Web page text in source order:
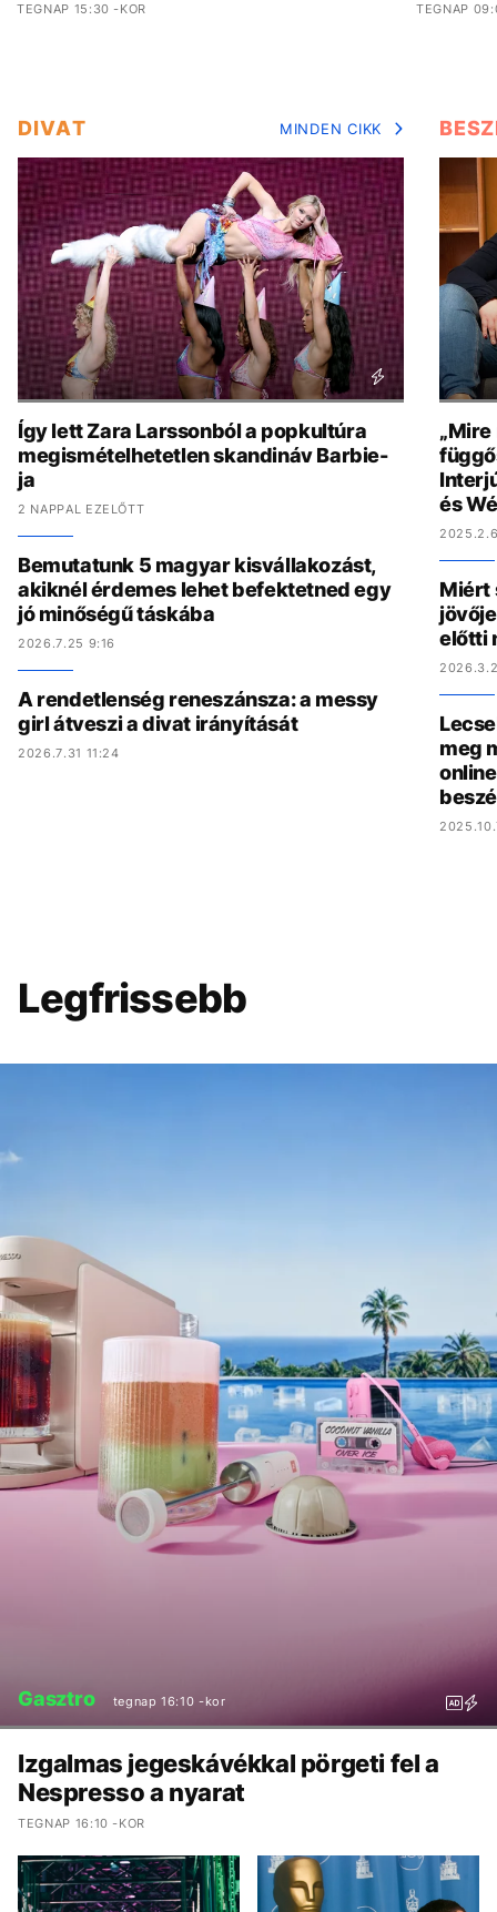
TEGNAP 15:30 -KOR TEGNAP
DIVAT MINDEN CIKK
Így lett Zara Larssonból a popkultúra
megismételhetetlen skandináv Barbie-
ja
2 NAPPAL EZELŐTT
Bemutatunk 5 magyar kisvállakozást,
akiknél érdemes lehet befektetned egy
jó minőségű táskába
2026.7.25 9:16
A rendetlenség reneszánsza: a messy
girl átveszi a divat irányítását
2026.7.31 11:24
és
Miért
előtti
meg
Legfrissebb
Gasztro tegnap 16:10 -kor
Izgalmas jegeskávékkal pörgeti fel a
Nespresso a nyarat
TEGNAP 16:10 -KOR